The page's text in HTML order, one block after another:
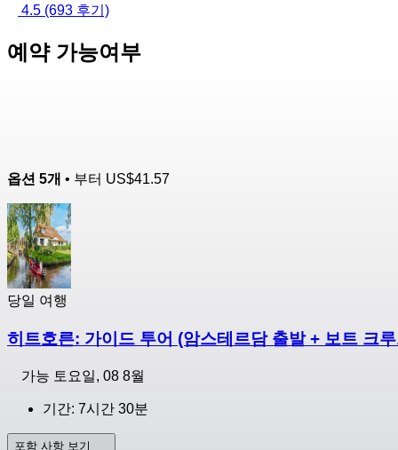
4.5 (693 후기)
예약 가능여부
옵션 5개 • 부터 US$41.57
당일 여행
히트호른: 가이드 투어 (암스테르담 출발 + 보트 크
가능 토요일, 08 8월
기간: 7시간 30분
포함 사항 보기